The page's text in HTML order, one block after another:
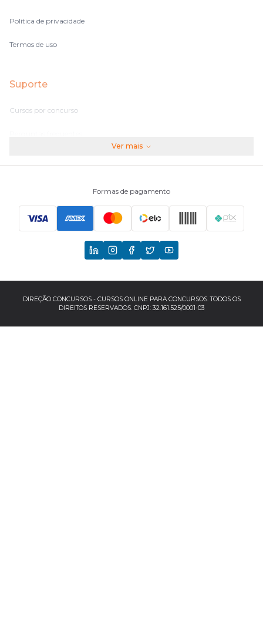
Política de privacidade
Termos de uso
Suporte
Cursos por concurso
Principais Concursos
Ver mais
Formas de pagamento
DIREÇÃO CONCURSOS - CURSOS ONLINE PARA CONCURSOS. TODOS OS
DIREITOS RESERVADOS. CNPJ: 32.161.525/0001-03